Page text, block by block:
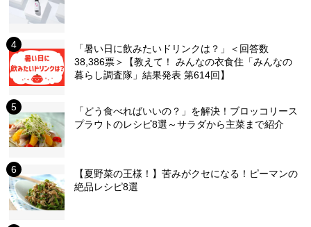
「暑い日に飲みたいドリンクは？」＜回答数
38,386票＞【教えて！ みんなの衣食住「みんなの
暮らし調査隊」結果発表 第614回】
「どう食べればいいの？」を解決！ブロッコリース
プラウトのレシピ8選～サラダから主菜まで紹介
【夏野菜の王様！】苦みがクセになる！ピーマンの
絶品レシピ8選